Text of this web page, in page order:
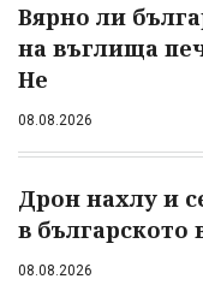
Вярно ли
на въглища
Не
08.08.2026
Дрон нахлу и
в българското
08.08.2026